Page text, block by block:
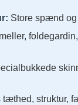
Store spænd
struktur,